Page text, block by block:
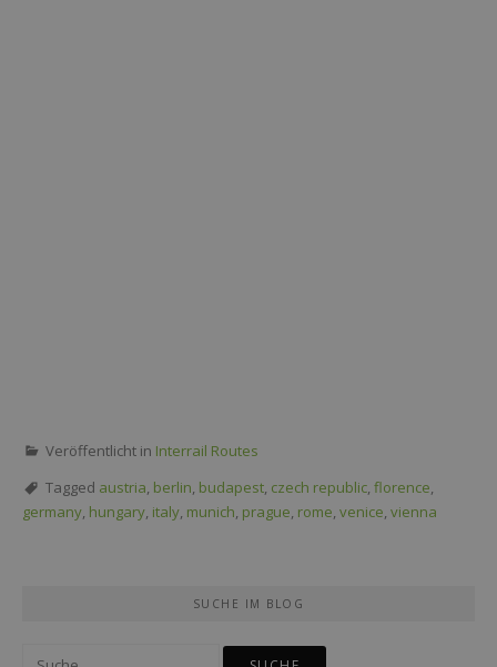
Veröffentlicht in Interrail Routes
Tagged austria, berlin, budapest, czech republic, florence,
germany, hungary, italy, munich, prague, rome, venice, vienna
SUCHE IM BLOG
Suche